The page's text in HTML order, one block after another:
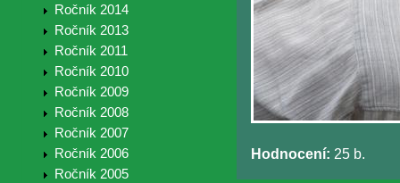
Ročník 2014
Ročník 2013
Ročník 2011
Ročník 2010
Ročník 2009
Ročník 2008
Ročník 2007
Ročník 2006
Ročník 2005
Hodnocení: 25 b.